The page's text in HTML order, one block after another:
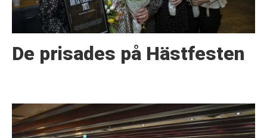
De prisades på Hästfesten